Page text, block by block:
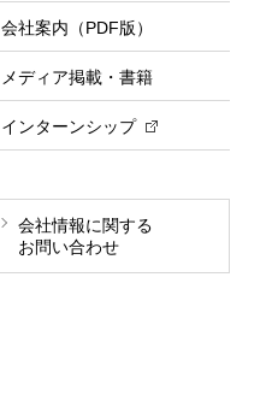
会社案内（PDF版）
メディア掲載・書籍
インターンシップ
会社情報に関する
お問い合わせ